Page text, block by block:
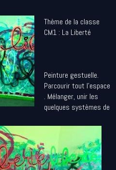
Thème de la classe
CM1 : La Liberté
Peinture gestuelle.
Parcourir tout l'espace
. Mélanger, unir les
quelques systèmes de